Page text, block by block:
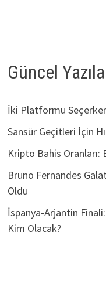
Güncel
İki Platformu
Sansür Geçitleri İçin
Kripto Bahis Oranları:
Bruno Fernandes
Oldu
İspanya-Arjantin
Kim Olacak?